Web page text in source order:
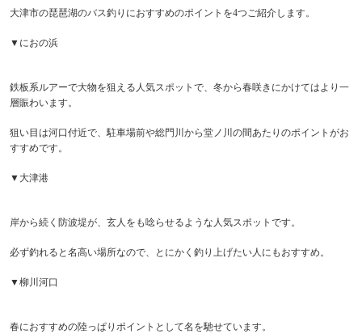
大津市の琵琶湖のバス釣りにおすすめのポイントを4つご紹介します。
▼におの浜
鉄板系ルアーで大物を狙える人気スポットで、冬から春咲きにかけてはより一
層賑わいます。
狙い目は河口付近で、駐車場前や総門川から堂ノ川の間あたりのポイントがお
すすめです。
▼大津港
岸から続く防波堤が、玄人をも唸らせるような人気スポットです。
必ず釣れると名高い場所なので、とにかく釣り上げたい人にもおすすめ。
▼柳川河口
春におすすめの陸っぱりポイントとして名を馳せています。